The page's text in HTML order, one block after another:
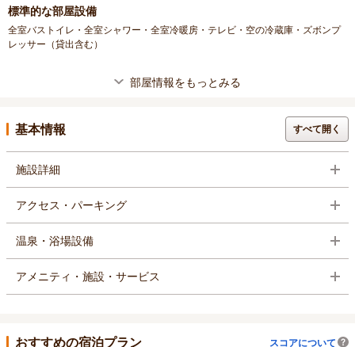
標準的な部屋設備
全室バストイレ・全室シャワー・全室冷暖房・テレビ・空の冷蔵庫・ズボンプ
レッサー（貸出含む）
部屋情報をもっとみる
基本情報 すべて開く
施設詳細
アクセス・パーキング
温泉・浴場設備
アメニティ・施設・サービス
おすすめの宿泊プラン スコアについて